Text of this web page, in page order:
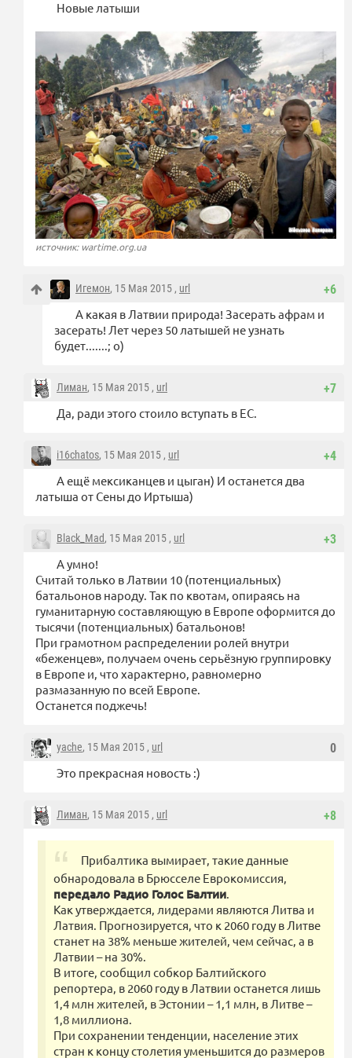
Новые латыши
источник: wartime.org.ua
+6
Игемон, 15 Мая 2015 , url
А какая в Латвии природа! Засерать афрам и
засерать! Лет через 50 латышей не узнать
будет.......; о)
+7
Лиман, 15 Мая 2015 , url
Да, ради этого стоило вступать в ЕС.
+4
i16chatos, 15 Мая 2015 , url
А ещё мексиканцев и цыган) И останется два
латыша от Сены до Иртыша)
+3
Black_Mad, 15 Мая 2015 , url
А умно!
Считай только в Латвии 10 (потенциальных)
батальонов народу. Так по квотам, опираясь на
гуманитарную составляющую в Европе оформится до
тысячи (потенциальных) батальонов!
При грамотном распределении ролей внутри
«беженцев», получаем очень серьёзную группировку
в Европе и, что характерно, равномерно
размазанную по всей Европе.
Останется поджечь!
0
yache, 15 Мая 2015 , url
Это прекрасная новость :)
+8
Лиман, 15 Мая 2015 , url
Прибалтика вымирает, такие данные
обнародовала в Брюсселе Еврокомиссия,
передало Радио Голос Балтии
Как утверждается, лидерами являются Литва и
Латвия. Прогнозируется, что к 2060 году в Литве
станет на 38% меньше жителей, чем сейчас, а в
Латвии – на 30%.
В итоге, сообщил собкор Балтийского
репортера, в 2060 году в Латвии останется лишь
1,4 млн жителей, в Эстонии – 1,1 млн, в Литве –
1,8 миллиона.
При сохранении тенденции, население этих
стран к концу столетия уменьшится до размеров